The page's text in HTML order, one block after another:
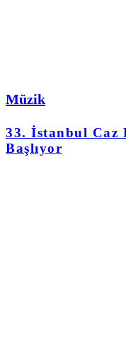
Müzik
33. İstanbul Caz
Başlıyor